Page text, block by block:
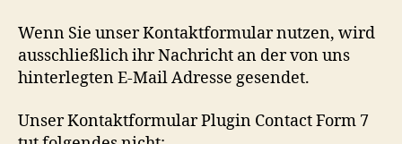
Wenn Sie unser Kontaktformular nutzen, wird
ausschließlich ihr Nachricht an der von uns
hinterlegten E-Mail Adresse gesendet.
Unser Kontaktformular Plugin Contact Form 7